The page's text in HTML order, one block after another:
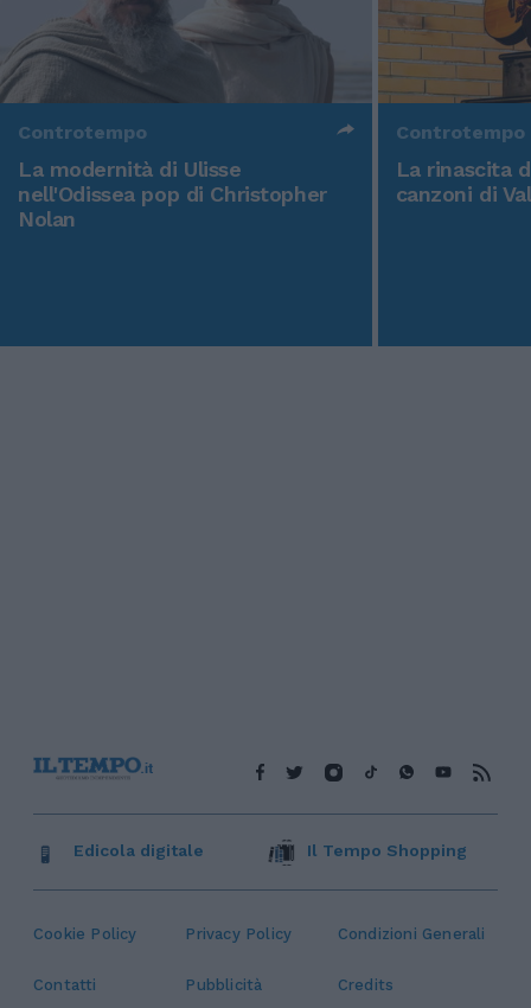
Controtempo
La modernità di Ulisse
nell'Odissea pop di Christopher
Nolan
Controtempo
La rinascita
canzoni di
Cookie Policy Privacy Policy Condizioni Generali
Contatti Pubblicità Credits
Edicola digitale Il Tempo Shopping